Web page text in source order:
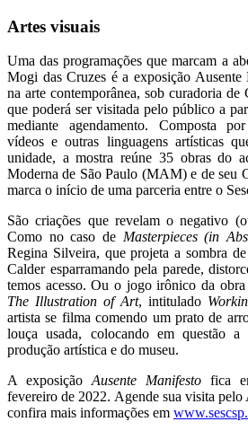
Artes visuais
Uma das programações que marcam a
Mogi das Cruzes é a exposição
na arte contemporânea, sob curadoria
que poderá ser visitada pelo público a
mediante agendamento. Composta
vídeos e outras linguagens artísticas
unidade, a mostra reúne 35 obras do
Moderna de São Paulo (MAM) e de seu
marca o início de uma parceria entre o
São criações que revelam o negativo
Como no caso de Masterpieces (in
Regina Silveira, que projeta a sombra
Calder esparramando pela parede,
temos acesso. Ou o jogo irônico da
The Illustration of Art, intitulado
artista se filma comendo um prato de
louça usada, colocando em questão a
produção artística e do museu.
A exposição Ausente Manifestofica
fevereiro de 2022. Agende sua visita pelo
confira mais informações em